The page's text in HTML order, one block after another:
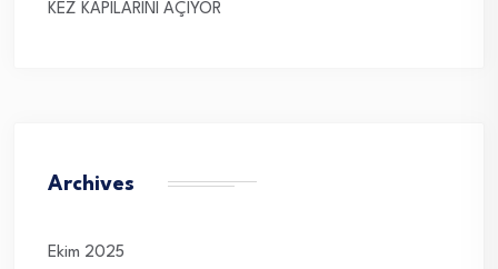
KEZ KAPILARINI AÇIYOR
Archives
Ekim 2025